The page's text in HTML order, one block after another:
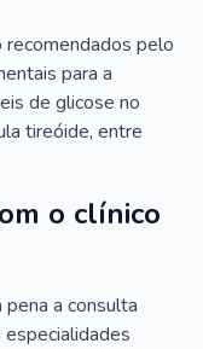
recomendados pelo
para a
de glicose no
tireóide, entre
o clínico
a consulta
especialidades